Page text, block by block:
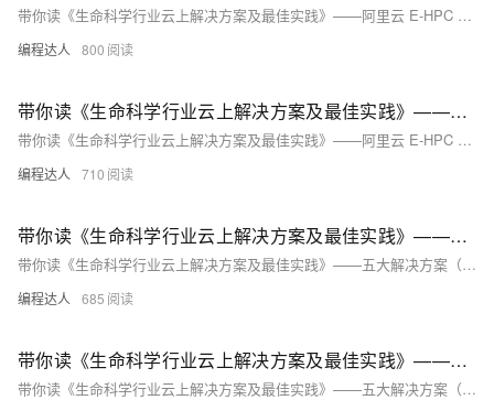
带你读《生命科学行业云上解决方案及最佳实践》——阿里云 E-HPC 生命科学行业整体解决方案（上）
编程达人 800
带你读《生命科学行业云上解决方案及最佳实践》——阿里云 E-HPC 生命科学行业整体解决方案（下）
带你读《生命科学行业云上解决方案及最佳实践》——阿里云 E-HPC 生命科学行业整体解决方案（下）
编程达人 710
带你读《生命科学行业云上解决方案及最佳实践》——五大解决方案（上）
带你读《生命科学行业云上解决方案及最佳实践》——五大解决方案（上）
编程达人 685
带你读《生命科学行业云上解决方案及最佳实践》——五大解决方案（下）
带你读《生命科学行业云上解决方案及最佳实践》——五大解决方案（下）